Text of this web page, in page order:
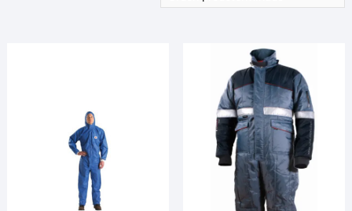
Asesor El Arroyo
En línea · responde en segundos